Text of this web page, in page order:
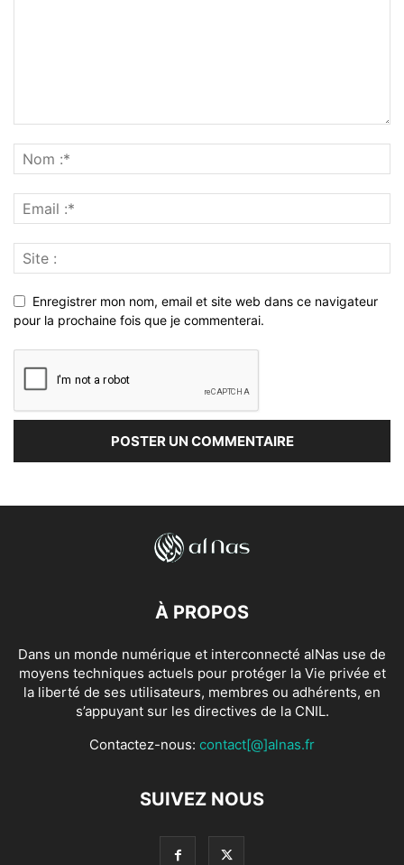
Enregistrer mon nom, email et site web dans ce navigateur
pour la prochaine fois que je commenterai.
À PROPOS
Dans un monde numérique et interconnecté alNas use de
moyens techniques actuels pour protéger la Vie privée et
la liberté de ses utilisateurs, membres ou adhérents, en
s’appuyant sur les directives de la CNIL.
Contactez-nous: contact[@]alnas.fr
SUIVEZ NOUS